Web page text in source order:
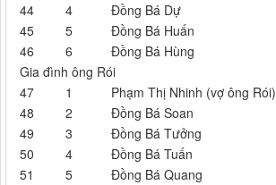
44
4
Đồng Bá Dự
45
5
Đồng Bá Huấn
46
6
Đồng Bá Hùng
Gia đình ông Rói
47
1
Phạm Thị Nhinh (vợ ông Rói)
48
2
Đồng Bá Soan
49
3
Đồng Bá Tưởng
50
4
Đồng Bá Tuấn
51
5
Đồng Bá Quang